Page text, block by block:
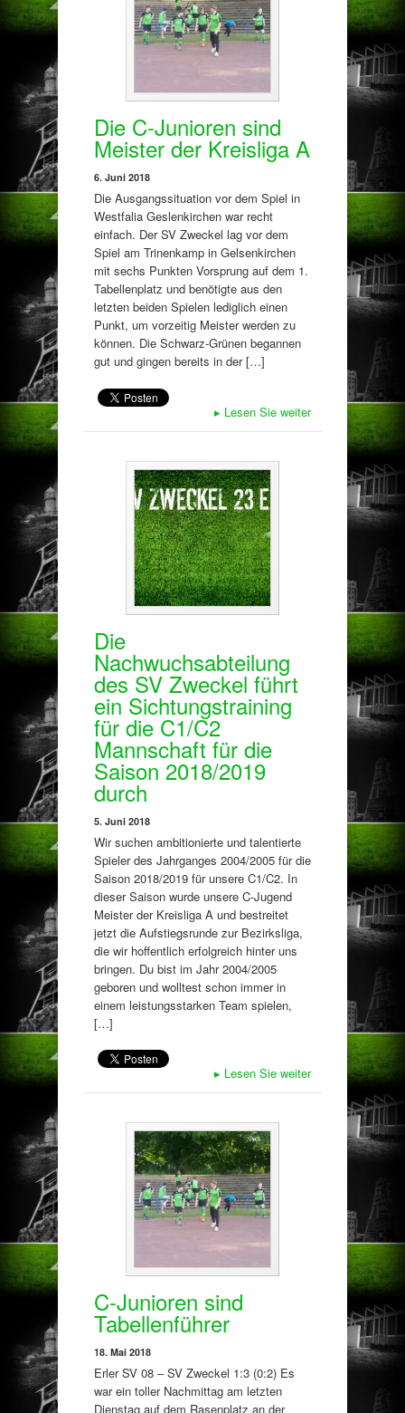
Die C-Junioren sind
Meister der Kreisliga A
6. Juni 2018
Die Ausgangssituation vor dem Spiel in
Westfalia Geslenkirchen war recht
einfach. Der SV Zweckel lag vor dem
Spiel am Trinenkamp in Gelsenkirchen
mit sechs Punkten Vorsprung auf dem 1.
Tabellenplatz und benötigte aus den
letzten beiden Spielen lediglich einen
Punkt, um vorzeitig Meister werden zu
können. Die Schwarz-Grünen begannen
gut und gingen bereits in der […]
▸ Lesen Sie weiter
Die
Nachwuchsabteilung
des SV Zweckel führt
ein Sichtungstraining
für die C1/C2
Mannschaft für die
Saison 2018/2019
durch
5. Juni 2018
Wir suchen ambitionierte und talentierte
Spieler des Jahrganges 2004/2005 für die
Saison 2018/2019 für unsere C1/C2. In
dieser Saison wurde unsere C-Jugend
Meister der Kreisliga A und bestreitet
jetzt die Aufstiegsrunde zur Bezirksliga,
die wir hoffentlich erfolgreich hinter uns
bringen. Du bist im Jahr 2004/2005
geboren und wolltest schon immer in
einem leistungsstarken Team spielen,
[…]
▸ Lesen Sie weiter
C-Junioren sind
Tabellenführer
18. Mai 2018
Erler SV 08 – SV Zweckel 1:3 (0:2) Es
war ein toller Nachmittag am letzten
Dienstag auf dem Rasenplatz an der